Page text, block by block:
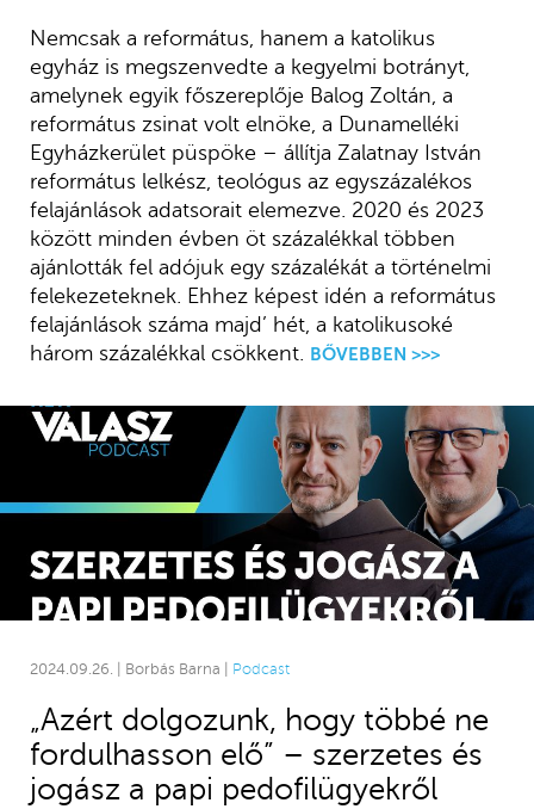
Nemcsak a református, hanem a katolikus
egyház is megszenvedte a kegyelmi botrányt,
amelynek egyik főszereplője Balog Zoltán, a
református zsinat volt elnöke, a Dunamelléki
Egyházkerület püspöke – állítja Zalatnay István
református lelkész, teológus az egyszázalékos
felajánlások adatsorait elemezve. 2020 és 2023
között minden évben öt százalékkal többen
ajánlották fel adójuk egy százalékát a történelmi
felekezeteknek. Ehhez képest idén a református
felajánlások száma majd’ hét, a katolikusoké
három százalékkal csökkent. BŐVEBBEN >>>
2024.09.26. | Borbás Barna | Podcast
„Azért dolgozunk, hogy többé ne
fordulhasson elő” – szerzetes és
jogász a papi pedofilügyekről